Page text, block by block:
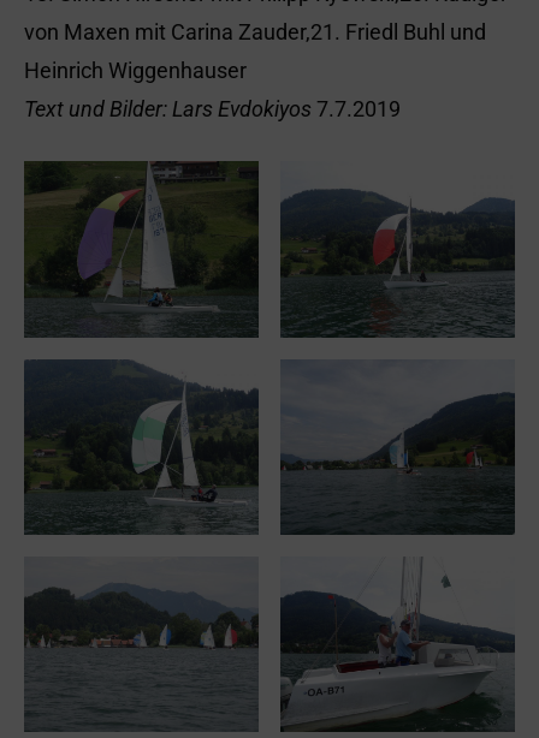
von Maxen mit Carina Zauder,21. Friedl Buhl und
Heinrich Wiggenhauser
Text und Bilder: Lars Evdokiyos 7.7.2019